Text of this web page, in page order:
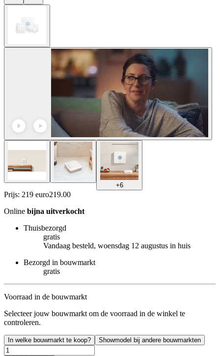
+6
Prijs: 219 euro219.00
Online bijna uitverkocht
Thuisbezorgd
gratis
Vandaag besteld, woensdag 12 augustus in huis
Bezorgd in bouwmarkt
gratis
Voorraad in de bouwmarkt
Selecteer jouw bouwmarkt om de voorraad in de winkel te
controleren.
In welke bouwmarkt te koop? Showmodel bij andere bouwmarkten